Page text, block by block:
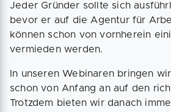
Jeder Gründer sollte sich
bevor er auf die Agentur für
können schon von vornherein
vermieden werden.
In unseren Webinaren bringen
schon von Anfang an auf den
Trotzdem bieten wir danach